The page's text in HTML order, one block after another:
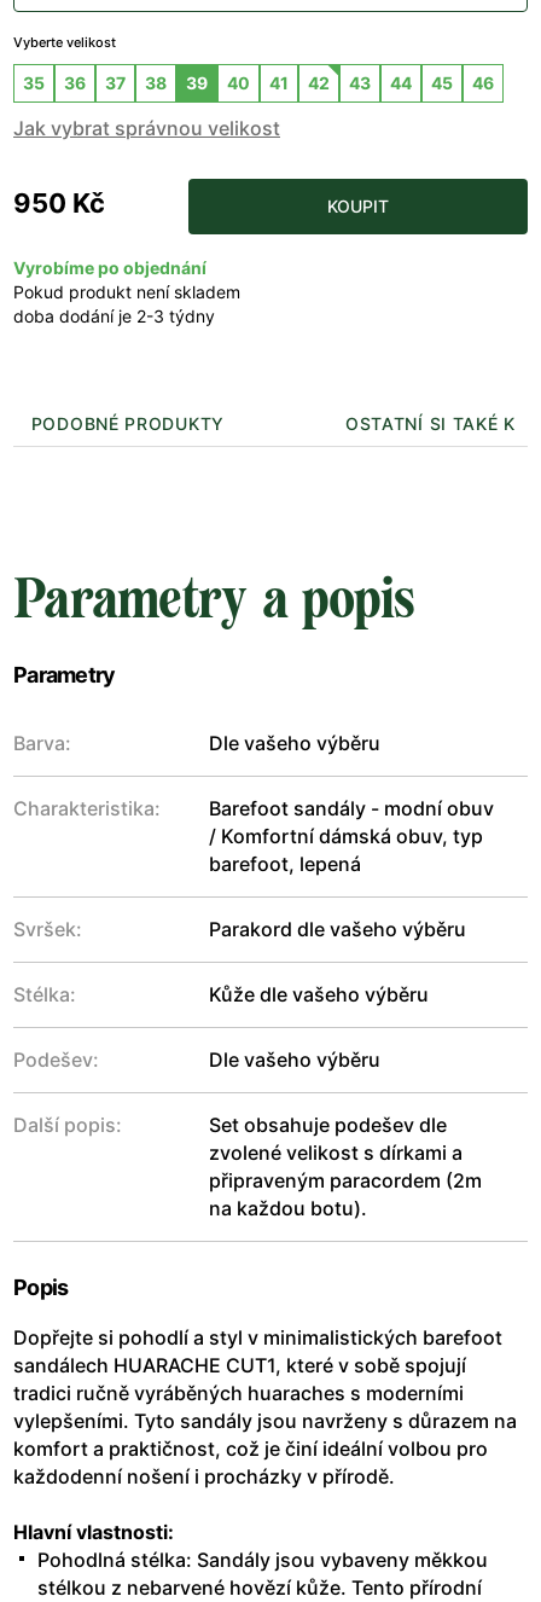
Vyberte velikost
35 36 37 38 39 40 41 42 43 44 45 46
Jak vybrat správnou velikost
950 Kč KOUPIT
Vyrobíme po objednání
Pokud produkt není skladem
doba dodání je 2-3 týdny
PODOBNÉ PRODUKTY OSTATNÍ SI TAKÉ
Parametry a popis
Parametry
Barva: Dle vašeho výběru
Charakteristika:
Barefoot sandály - modní obuv
/ Komfortní dámská obuv, typ
barefoot, lepená
Svršek: Parakord dle vašeho výběru
Stélka: Kůže dle vašeho výběru
Podešev: Dle vašeho výběru
Další popis:
Set obsahuje podešev dle
zvolené velikost s dírkami a
připraveným paracordem (2m
na každou botu).
Popis
Dopřejte si pohodlí a styl v minimalistických barefoot
sandálech HUARACHE CUT1, které v sobě spojují
tradici ručně vyráběných huaraches s moderními
vylepšeními. Tyto sandály jsou navrženy s důrazem na
komfort a praktičnost, což je činí ideální volbou pro
každodenní nošení i procházky v přírodě.
Hlavní vlastnosti:
Pohodlná stélka: Sandály jsou vybaveny měkkou
stélkou z nebarvené hovězí kůže. Tento přírodní